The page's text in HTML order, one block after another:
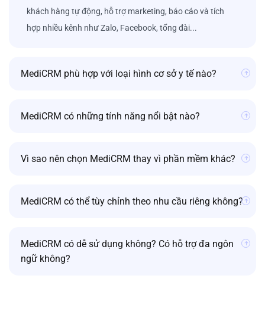
khách hàng tự động, hỗ trợ marketing, báo cáo và tích
hợp nhiều kênh như Zalo, Facebook, tổng đài...
MediCRM phù hợp với loại hình cơ sở y tế nào?
MediCRM có những tính năng nổi bật nào?
Vì sao nên chọn MediCRM thay vì phần mềm khác?
MediCRM có thể tùy chỉnh theo nhu cầu riêng không?
MediCRM có dễ sử dụng không? Có hỗ trợ đa ngôn
ngữ không?